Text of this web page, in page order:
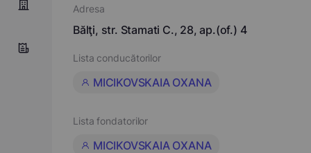
Adresa
Bălţi, str. Stamati C., 28, ap.(of.) 4
Lista conducătorilor
MICIKOVSKAIA OXANA
Lista fondatorilor
MICIKOVSKAIA OXANA